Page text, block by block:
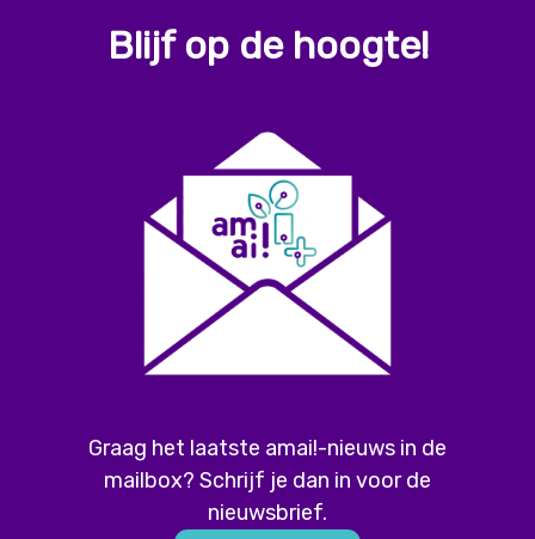
Blijf op de hoogte!
Graag het laatste amai!-nieuws in de
mailbox? Schrijf je dan in voor de
nieuwsbrief.